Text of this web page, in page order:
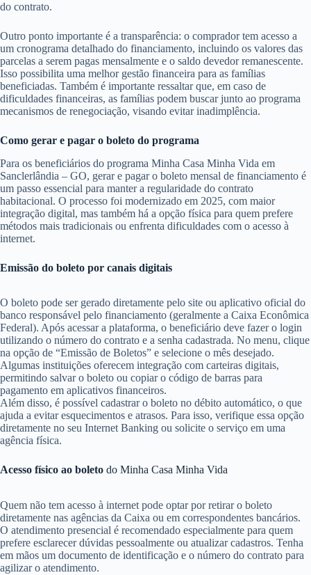
do contrato.
Outro ponto importante é a transparência: o comprador tem acesso a
um cronograma detalhado do financiamento, incluindo os valores das
parcelas a serem pagas mensalmente e o saldo devedor remanescente.
Isso possibilita uma melhor gestão financeira para as famílias
beneficiadas. Também é importante ressaltar que, em caso de
dificuldades financeiras, as famílias podem buscar junto ao programa
mecanismos de renegociação, visando evitar inadimplência.
Como gerar e pagar o boleto do programa
Para os beneficiários do programa Minha Casa Minha Vida em
Sanclerlândia – GO, gerar e pagar o boleto mensal de financiamento é
um passo essencial para manter a regularidade do contrato
habitacional. O processo foi modernizado em 2025, com maior
integração digital, mas também há a opção física para quem prefere
métodos mais tradicionais ou enfrenta dificuldades com o acesso à
internet.
Emissão do boleto por canais digitais
O boleto pode ser gerado diretamente pelo site ou aplicativo oficial do
banco responsável pelo financiamento (geralmente a Caixa Econômica
Federal). Após acessar a plataforma, o beneficiário deve fazer o login
utilizando o número do contrato e a senha cadastrada. No menu, clique
na opção de “Emissão de Boletos” e selecione o mês desejado.
Algumas instituições oferecem integração com carteiras digitais,
permitindo salvar o boleto ou copiar o código de barras para
pagamento em aplicativos financeiros.
Além disso, é possível cadastrar o boleto no débito automático, o que
ajuda a evitar esquecimentos e atrasos. Para isso, verifique essa opção
diretamente no seu Internet Banking ou solicite o serviço em uma
agência física.
Acesso físico ao boleto do Minha Casa Minha Vida
Quem não tem acesso à internet pode optar por retirar o boleto
diretamente nas agências da Caixa ou em correspondentes bancários.
O atendimento presencial é recomendado especialmente para quem
prefere esclarecer dúvidas pessoalmente ou atualizar cadastros. Tenha
em mãos um documento de identificação e o número do contrato para
agilizar o atendimento.